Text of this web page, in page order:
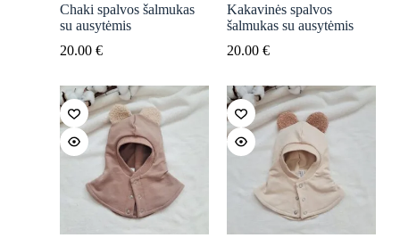
Chaki spalvos šalmukas
su ausytėmis
20.00 €
Kakavinės spalvos
šalmukas su ausytėmis
20.00 €